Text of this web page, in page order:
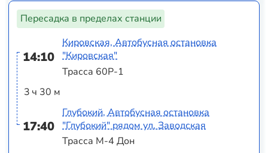
Пересадка в пределах станции
14:10
3 ч 30 м
17:40
Кировская, Автобусная остановка
"Кировская"
Трасса 60Р-1
Глубокий, Автобусная остановка
"Глубокий" рядом ул. Заводская
Трасса М-4 Дон